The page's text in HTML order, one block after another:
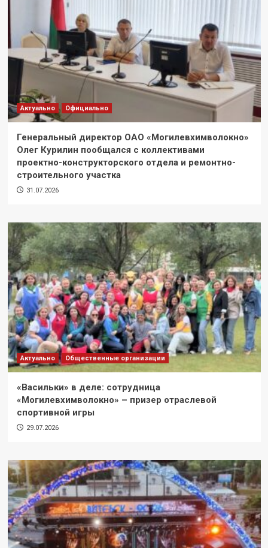
Актуально Официально
Генеральный директор ОАО «Могилевхимволокно»
Олег Курилин пообщался с коллективами
проектно-конструкторского отдела и ремонтно-
строительного участка
31.07.2026
Актуально Общественные организации
«Васильки» в деле: сотрудница
«Могилевхимволокно» – призер отраслевой
спортивной игры
29.07.2026